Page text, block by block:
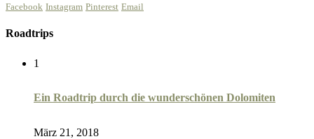
Facebook Instagram Pinterest Email
Roadtrips
1
Ein Roadtrip durch die wunderschönen Dolomiten
März 21, 2018